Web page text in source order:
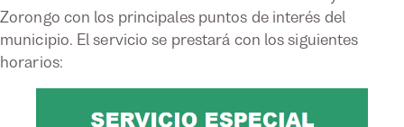
Zorongo con los principales puntos de interés del
municipio. El servicio se prestará con los siguientes
horarios: